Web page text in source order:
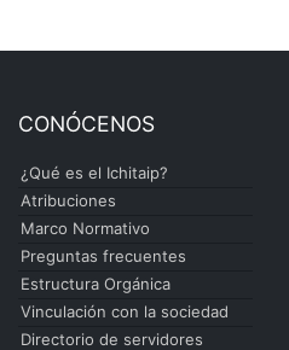
CONÓCENOS
¿Qué es el Ichitaip?
Atribuciones
Marco Normativo
Preguntas frecuentes
Estructura Orgánica
Vinculación con la sociedad
Directorio de servidores